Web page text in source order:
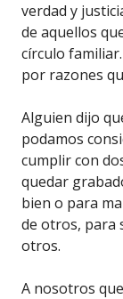
verdad y
de aquellos
círculo
por razones
Alguien dijo
podamos
cumplir con
quedar
bien o para
de otros, para
otros.
A nosotros